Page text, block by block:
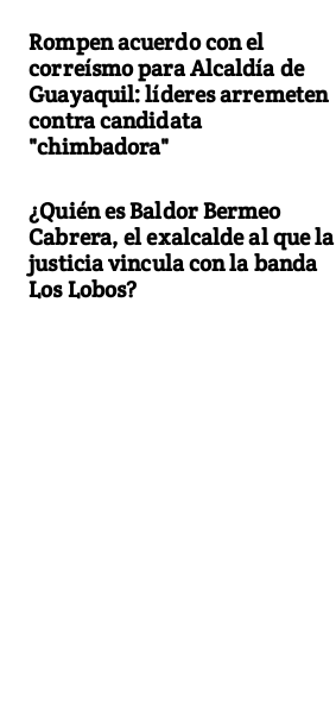
Rompen acuerdo con el
correísmo para Alcaldía de
Guayaquil: líderes arremeten
contra candidata
"chimbadora"
¿Quién es Baldor Bermeo
Cabrera, el exalcalde al que la
justicia vincula con la banda
Los Lobos?